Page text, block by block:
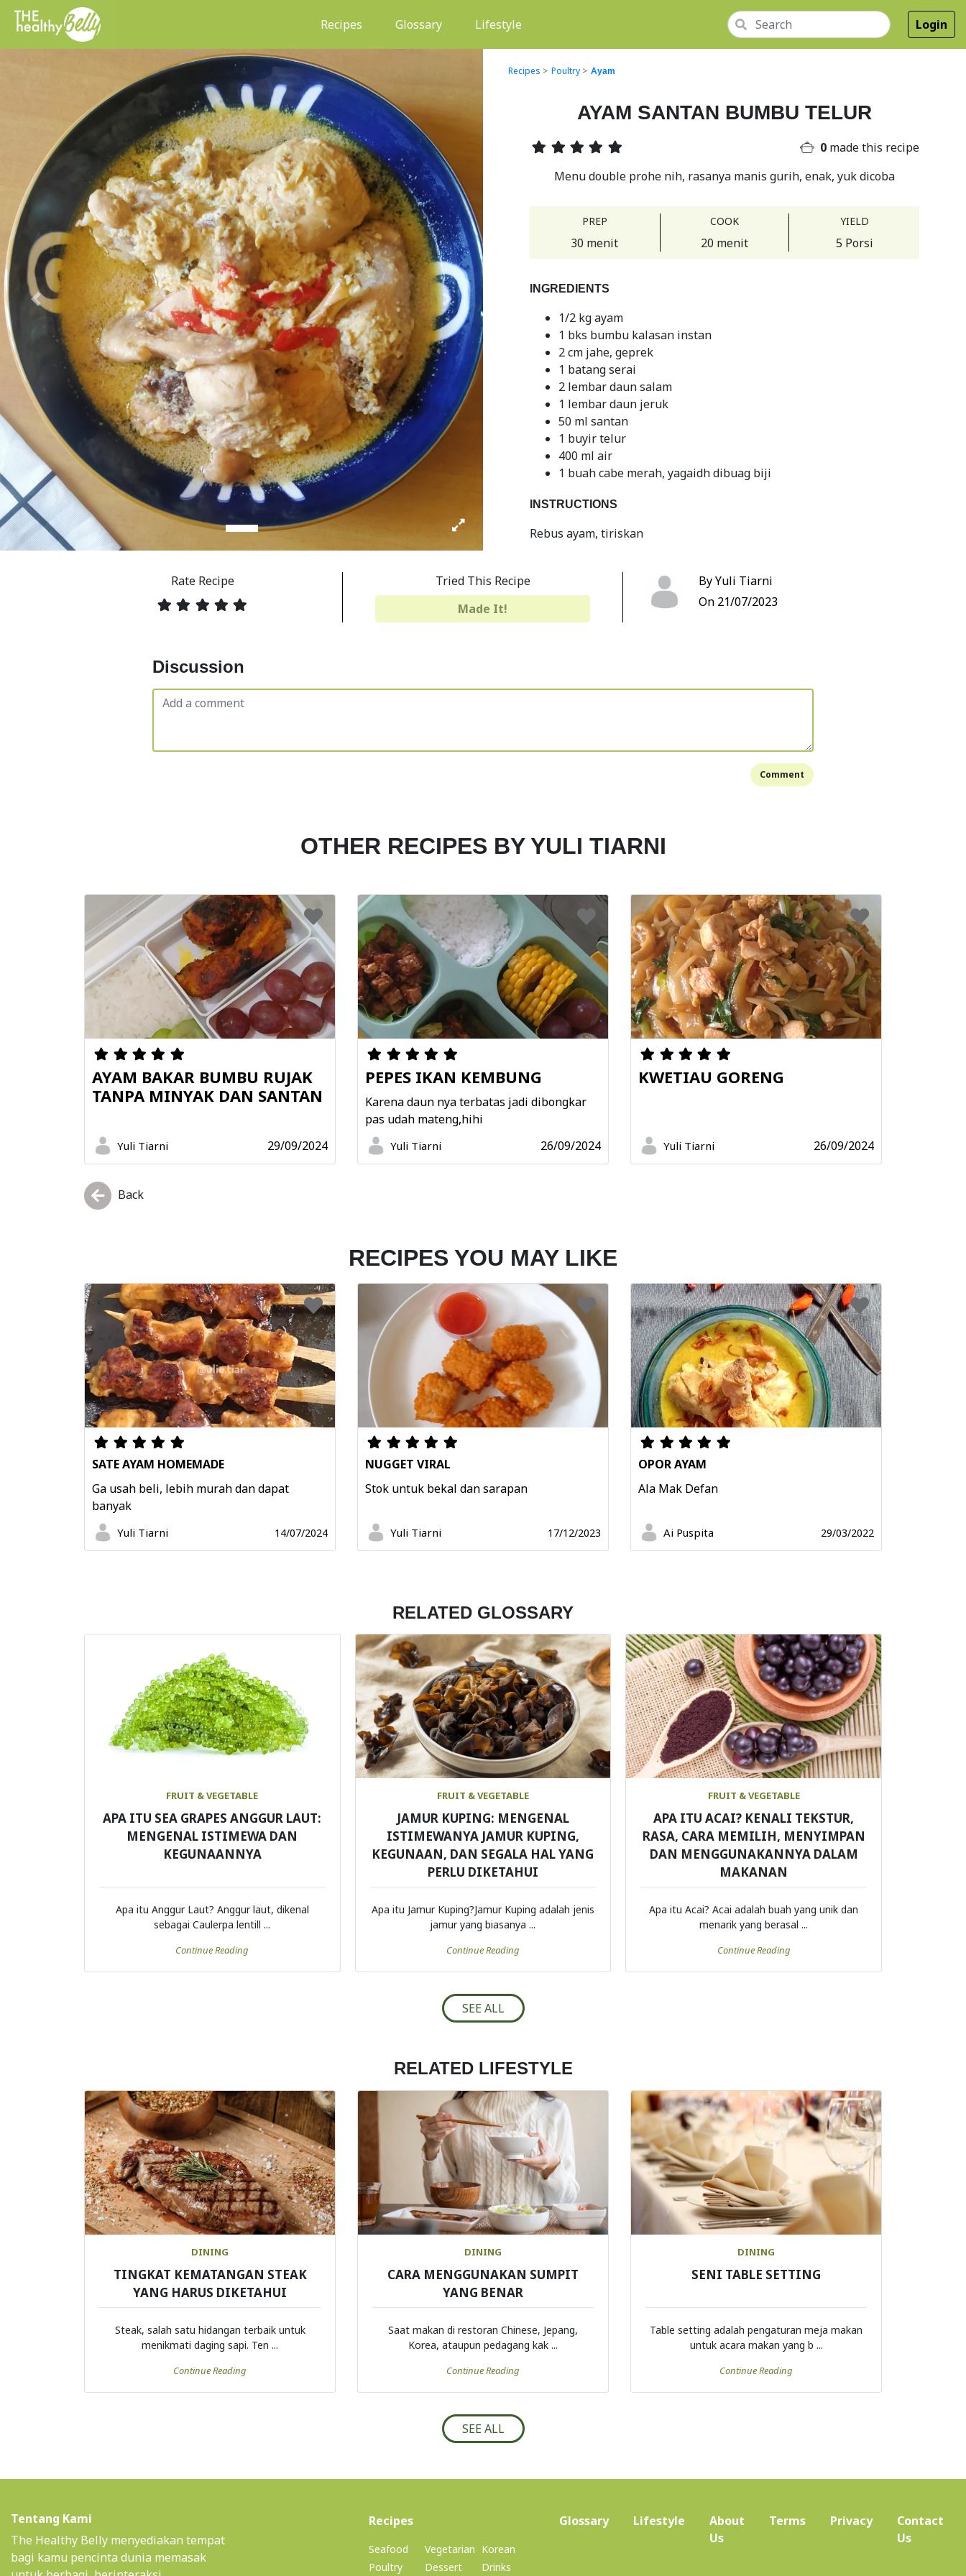
Recipes (current)Glossary Lifestyle Login
Previous Next
Recipes > Poultry > Ayam
AYAM SANTAN BUMBU TELUR
0 made this recipe
Menu double prohe nih, rasanya manis gurih, enak, yuk dicoba
PREP
30 menit
COOK
20 menit
YIELD
5 Porsi
INGREDIENTS
1/2 kg ayam
1 bks bumbu kalasan instan
2 cm jahe, geprek
1 batang serai
2 lembar daun salam
1 lembar daun jeruk
50 ml santan
1 buyir telur
400 ml air
1 buah cabe merah, yagaidh dibuag biji
INSTRUCTIONS
Rebus ayam, tiriskan
rata
Masukkan ayam dan air
Tambahkan irisan cabe merah
Share Print Bookmark
Rate Recipe
Tried This Recipe
Made It!
By Yuli Tiarni
On 21/07/2023
Discussion
Comment
OTHER RECIPES BY YULI TIARNI
AYAM BAKAR BUMBU RUJAK
TANPA MINYAK DAN SANTAN
Yuli Tiarni 29/09/2024
PEPES IKAN KEMBUNG
Karena daun nya terbatas jadi dibongkar
pas udah mateng,hihi
Yuli Tiarni 26/09/2024
KWETIAU GORENG
Yuli Tiarni 26/09/2024
Back
RECIPES YOU MAY LIKE
SATE AYAM HOMEMADE
Ga usah beli, lebih murah dan dapat
banyak
Yuli Tiarni 14/07/2024
NUGGET VIRAL
Stok untuk bekal dan sarapan
Yuli Tiarni 17/12/2023
OPOR AYAM
Ala Mak Defan
Ai Puspita 29/03/2022
RELATED GLOSSARY
FRUIT & VEGETABLE
APA ITU SEA GRAPES ANGGUR LAUT:
MENGENAL ISTIMEWA DAN
KEGUNAANNYA
Apa itu Anggur Laut? Anggur laut, dikenal
sebagai Caulerpa lentill ...
Continue Reading
FRUIT & VEGETABLE
JAMUR KUPING: MENGENAL
ISTIMEWANYA JAMUR KUPING,
KEGUNAAN, DAN SEGALA HAL YANG
PERLU DIKETAHUI
Apa itu Jamur Kuping?Jamur Kuping adalah jenis
jamur yang biasanya ...
Continue Reading
FRUIT & VEGETABLE
APA ITU ACAI? KENALI TEKSTUR,
RASA, CARA MEMILIH, MENYIMPAN
DAN MENGGUNAKANNYA DALAM
MAKANAN
Apa itu Acai? Acai adalah buah yang unik dan
menarik yang berasal ...
Continue Reading
SEE ALL
RELATED LIFESTYLE
DINING
TINGKAT KEMATANGAN STEAK
YANG HARUS DIKETAHUI
Steak, salah satu hidangan terbaik untuk
menikmati daging sapi. Ten ...
Continue Reading
DINING
CARA MENGGUNAKAN SUMPIT
YANG BENAR
Saat makan di restoran Chinese, Jepang,
Korea, ataupun pedagang kak ...
Continue Reading
DINING
SENI TABLE SETTING
Table setting adalah pengaturan meja makan
untuk acara makan yang b ...
Continue Reading
SEE ALL
Tentang Kami
The Healthy Belly menyediakan tempat
bagi kamu pencinta dunia memasak
Recipes(current)
Seafood
Poultry
Vegetarian
Dessert
Korean
Drinks
Glossary Lifestyle
About
Us(current)
Terms Privacy
Contact
Us